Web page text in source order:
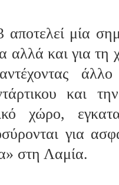
μία
αλλά και για τη
και
χώρο,
για
στη Λαμία.